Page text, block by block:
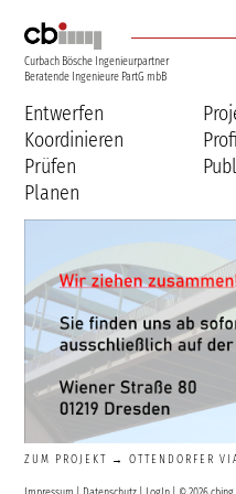
Curbach Bösche Ingenieurpartner
Beratende Ingenieure PartG mbB
Entwerfen
Koordinieren
Prüfen
Planen
ZUM PROJEKT → OTTENDORFER